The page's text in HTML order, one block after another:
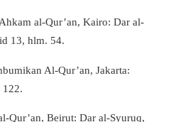
al-Qur’an, Kairo: Dar al-
13, hlm. 54.
Al-Qur’an, Jakarta:
122.
Qur’an, Beirut: Dar al-Syuruq,